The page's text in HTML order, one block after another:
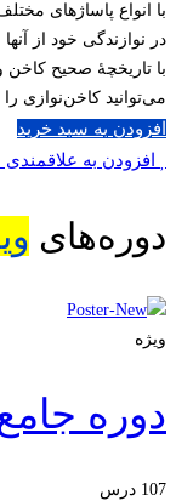
با انواع پاساژهای
در نوازندگی خود از آنها
با تاریخچۀ صحیح
می‌توانید کاخن‌نوازی را
افزودن به سبد خرید
افزودن به علاقمندی
دوره‌های
ویژه
دوره
107 درس